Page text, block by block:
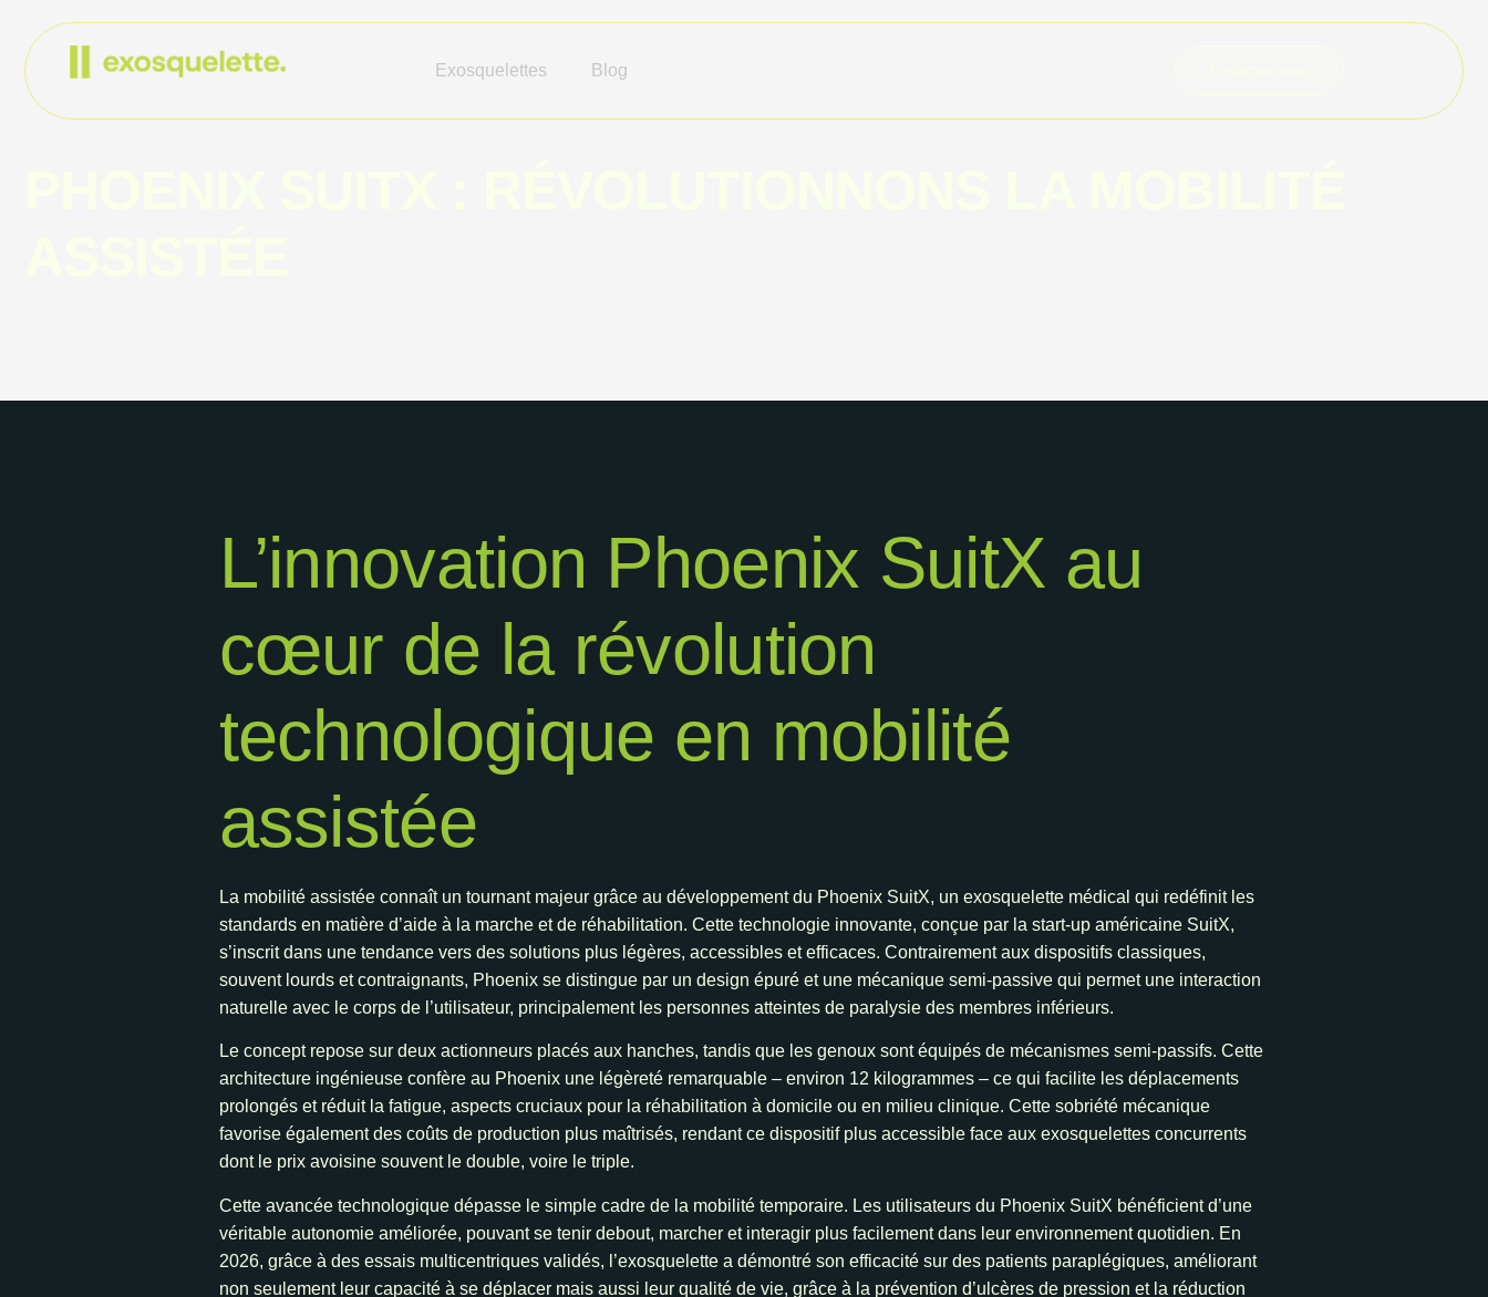
Exosquelettes Blog
L’innovation Phoenix SuitX au
cœur de la révolution
technologique en mobilité
assistée
La mobilité assistée connaît un tournant majeur grâce au développement du Phoenix SuitX, un exosquelette médical qui redéfinit les
standards en matière d’aide à la marche et de réhabilitation. Cette technologie innovante, conçue par la start-up américaine SuitX,
s’inscrit dans une tendance vers des solutions plus légères, accessibles et efficaces. Contrairement aux dispositifs classiques,
souvent lourds et contraignants, Phoenix se distingue par un design épuré et une mécanique semi-passive qui permet une interaction
naturelle avec le corps de l’utilisateur, principalement les personnes atteintes de paralysie des membres inférieurs.
Le concept repose sur deux actionneurs placés aux hanches, tandis que les genoux sont équipés de mécanismes semi-passifs. Cette
architecture ingénieuse confère au Phoenix une légèreté remarquable – environ 12 kilogrammes – ce qui facilite les déplacements
prolongés et réduit la fatigue, aspects cruciaux pour la réhabilitation à domicile ou en milieu clinique. Cette sobriété mécanique
favorise également des coûts de production plus maîtrisés, rendant ce dispositif plus accessible face aux exosquelettes concurrents
dont le prix avoisine souvent le double, voire le triple.
Cette avancée technologique dépasse le simple cadre de la mobilité temporaire. Les utilisateurs du Phoenix SuitX bénéficient d’une
véritable autonomie améliorée, pouvant se tenir debout, marcher et interagir plus facilement dans leur environnement quotidien. En
2026, grâce à des essais multicentriques validés, l’exosquelette a démontré son efficacité sur des patients paraplégiques, améliorant
non seulement leur capacité à se déplacer mais aussi leur qualité de vie, grâce à la prévention d’ulcères de pression et la réduction